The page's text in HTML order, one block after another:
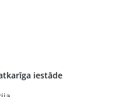
iestāde